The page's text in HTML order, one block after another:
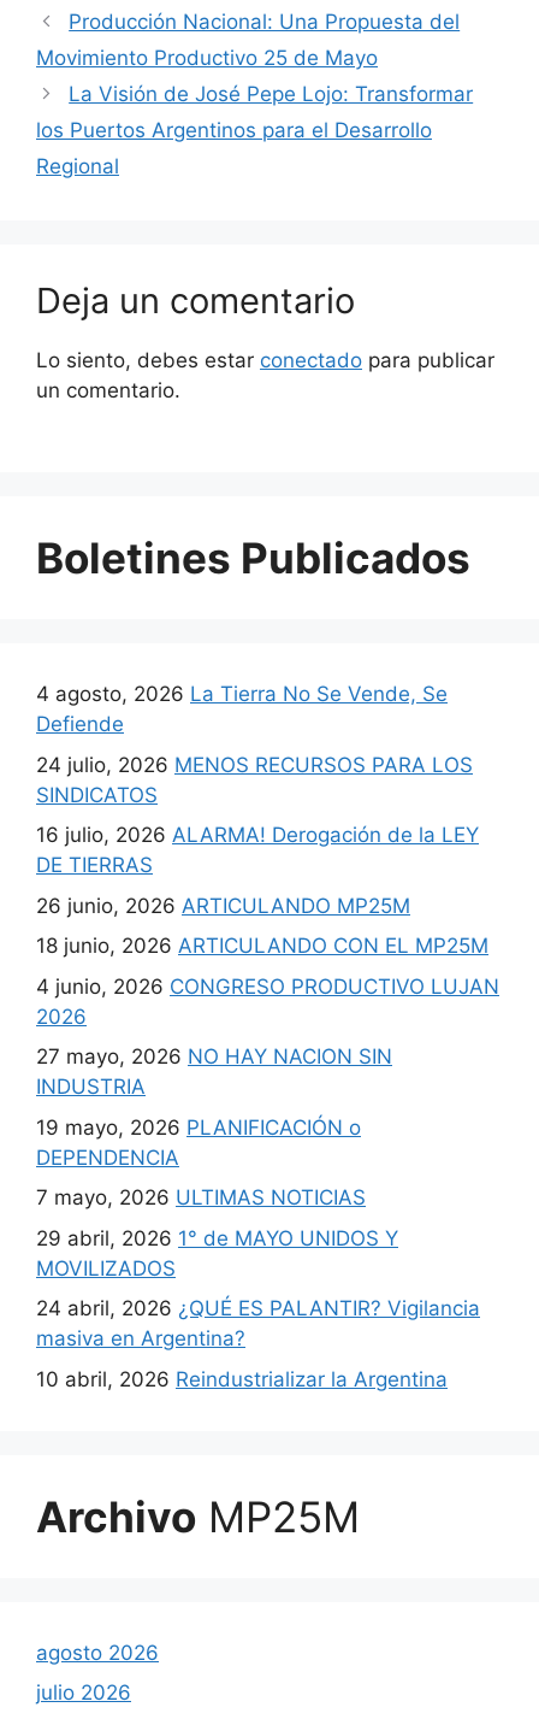
Producción Nacional: Una Propuesta del
Movimiento Productivo 25 de Mayo
La Visión de José Pepe Lojo: Transformar
los Puertos Argentinos para el Desarrollo
Regional
Deja un comentario
Lo siento, debes estar conectado para publicar
un comentario.
Boletines Publicados
4 agosto, 2026 La Tierra No Se Vende, Se
Defiende
24 julio, 2026 MENOS RECURSOS PARA LOS
SINDICATOS
16 julio, 2026 ALARMA! Derogación de la LEY
DE TIERRAS
26 junio, 2026 ARTICULANDO MP25M
18 junio, 2026 ARTICULANDO CON EL MP25M
4 junio, 2026 CONGRESO PRODUCTIVO LUJAN
2026
27 mayo, 2026 NO HAY NACION SIN
INDUSTRIA
19 mayo, 2026 PLANIFICACIÓN o
DEPENDENCIA
7 mayo, 2026 ULTIMAS NOTICIAS
29 abril, 2026 1° de MAYO UNIDOS Y
MOVILIZADOS
24 abril, 2026 ¿QUÉ ES PALANTIR? Vigilancia
masiva en Argentina?
10 abril, 2026 Reindustrializar la Argentina
Archivo MP25M
agosto 2026
julio 2026